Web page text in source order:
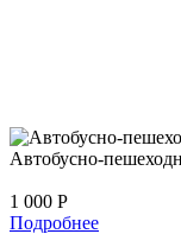
Автобусно-
1 000 Р
Подробнее